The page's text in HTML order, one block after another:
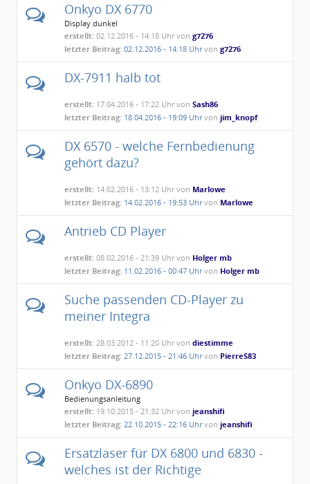
Onkyo DX 6770
Display dunkel
erstellt: 02.12.2016 - 14:18 Uhr vong7276
letzter Beitrag: 02.12.2016 - 14:18 Uhrvong7276
DX-7911 halb tot
erstellt: 17.04.2016 - 17:22 Uhr vonSash86
letzter Beitrag: 18.04.2016 - 19:09 Uhrvonjim_knopf
DX 6570 - welche Fernbedienung
gehört dazu?
erstellt: 14.02.2016 - 13:12 Uhr von Marlowe
letzter Beitrag: 14.02.2016 - 19:53 Uhrvon Marlowe
Antrieb CD Player
erstellt: 08.02.2016 - 21:39 Uhr von Holger mb
letzter Beitrag: 11.02.2016 - 00:47 Uhrvon Holger mb
Suche passenden CD-Player zu
meiner Integra
erstellt: 28.03.2012 - 11:20 Uhr vondiestimme
letzter Beitrag: 27.12.2015 - 21:46 Uhrvon PierreS83
Onkyo DX-6890
Bedienungsanleitung
erstellt: 19.10.2015 - 21:32 Uhr vonjeanshifi
letzter Beitrag: 22.10.2015 - 22:16 Uhrvonjeanshifi
Ersatzlaser für DX 6800 und 6830 -
welches ist der Richtige